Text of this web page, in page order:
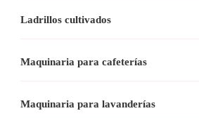
Ladrillos cultivados
Maquinaria para cafeterías
Maquinaria para lavanderías